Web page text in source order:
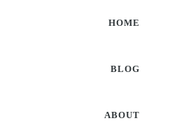
HOME
BLOG
ABOUT